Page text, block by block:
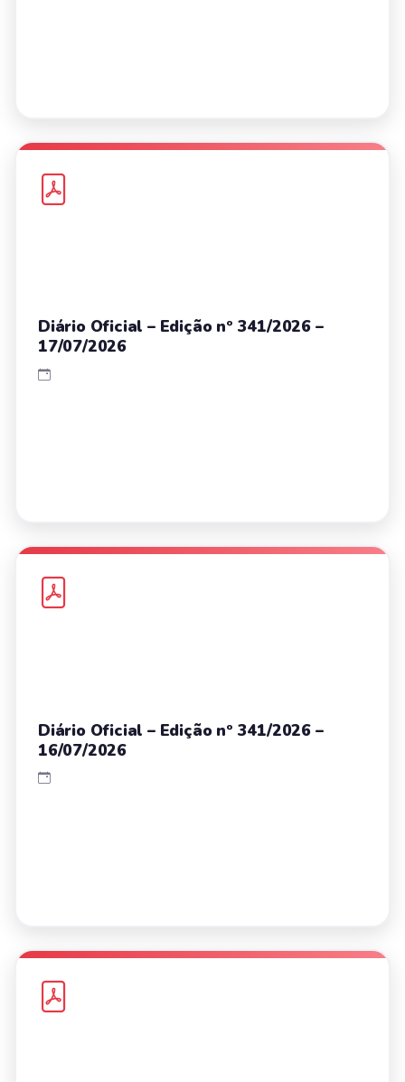
Diário Oficial – Edição nº 341/2026 –
17/07/2026
Diário Oficial – Edição nº 341/2026 –
16/07/2026